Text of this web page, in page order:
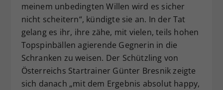
meinem unbedingten Willen wird es sicher
nicht scheitern“, kündigte sie an. In der Tat
gelang es ihr, ihre zähe, mit vielen, teils hohen
Topspinbällen agierende Gegnerin in die
Schranken zu weisen. Der Schützling von
Österreichs Startrainer Günter Bresnik zeigte
sich danach „mit dem Ergebnis absolut happy,